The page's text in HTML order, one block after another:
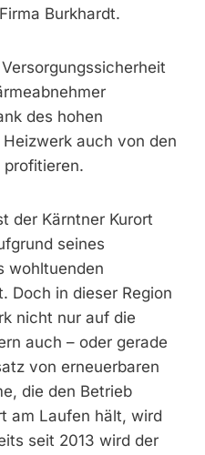
Burkhardt.
des hohen
auch von den
profitieren.
der Kärntner Kurort
seines
wohltuenden
Doch in dieser Region
nicht nur auf die
auch – oder gerade
von erneuerbaren
die den Betrieb
am Laufen hält, wird
seit 2013 wird der